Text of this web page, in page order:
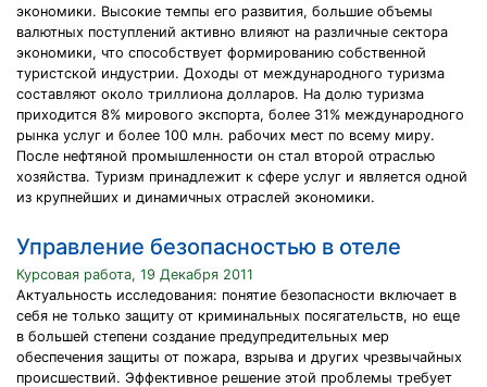
экономики. Высокие темпы его развития, большие объемы
валютных поступлений активно влияют на различные сектора
экономики, что способствует формированию собственной
туристской индустрии. Доходы от международного туризма
составляют около триллиона долларов. На долю туризма
приходится 8% мирового экспорта, более 31% международного
рынка услуг и более 100 млн. рабочих мест по всему миру.
После нефтяной промышленности он стал второй отраслью
хозяйства. Туризм принадлежит к сфере услуг и является одной
из крупнейших и динамичных отраслей экономики.
Управление безопасностью в отеле
Курсовая работа, 19 Декабря 2011
Актуальность исследования: понятие безопасности включает в
себя не только защиту от криминальных посягательств, но еще
в большей степени создание предупредительных мер
обеспечения защиты от пожара, взрыва и других чрезвычайных
происшествий. Эффективное решение этой проблемы требует